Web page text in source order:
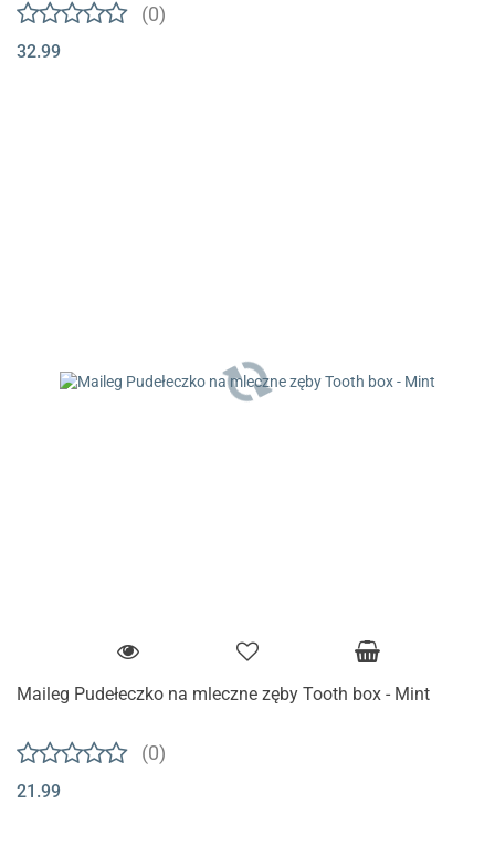
(0)
32.99
Maileg Pudełeczko na mleczne zęby Tooth box - Mint
(0)
21.99